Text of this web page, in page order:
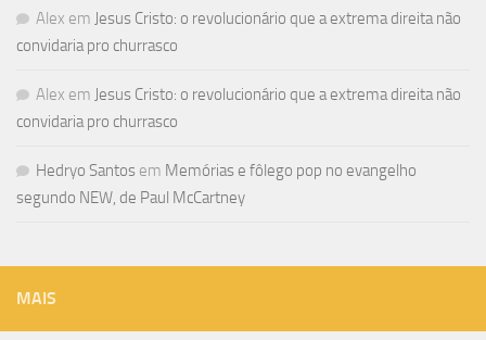
Alex em Jesus Cristo: o revolucionário que a extrema direita não
convidaria pro churrasco
Alex em Jesus Cristo: o revolucionário que a extrema direita não
convidaria pro churrasco
Hedryo Santos em Memórias e fôlego pop no evangelho
segundo NEW, de Paul McCartney
MAIS